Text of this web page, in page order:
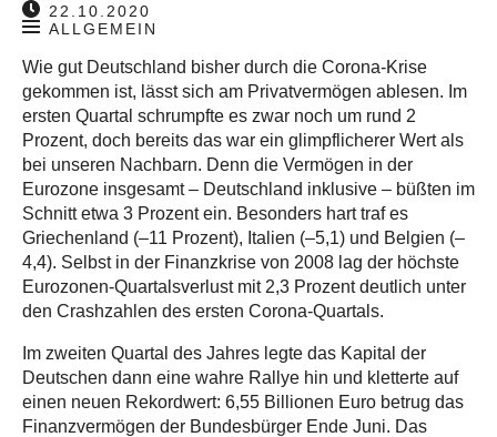
22.10.2020
ALLGEMEIN
Wie gut Deutschland bisher durch die Corona-Krise
gekommen ist, lässt sich am Privatvermögen ablesen. Im
ersten Quartal schrumpfte es zwar noch um rund 2
Prozent, doch bereits das war ein glimpflicherer Wert als
bei unseren Nachbarn. Denn die Vermögen in der
Eurozone insgesamt – Deutschland inklusive – büßten im
Schnitt etwa 3 Prozent ein. Besonders hart traf es
Griechenland (–11 Prozent), Italien (–5,1) und Belgien (–
4,4). Selbst in der Finanzkrise von 2008 lag der höchste
Eurozonen-Quartalsverlust mit 2,3 Prozent deutlich unter
den Crashzahlen des ersten Corona-Quartals.
Im zweiten Quartal des Jahres legte das Kapital der
Deutschen dann eine wahre Rallye hin und kletterte auf
einen neuen Rekordwert: 6,55 Billionen Euro betrug das
Finanzvermögen der Bundesbürger Ende Juni. Das